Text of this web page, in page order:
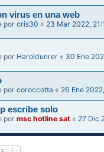
virus en una web
porcris30 « 23 Mar 2022,
por Haroldunrer « 30 Ene
porcoroccotta « 26 Ene
escribe solo
pormsc hotline sat « 27 Dic